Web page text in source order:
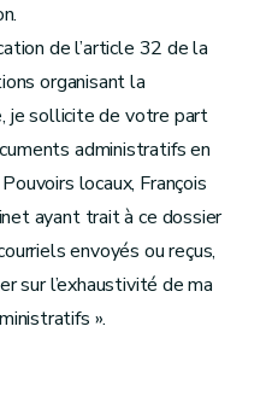
de l’article 32 de la
organisant la
je sollicite de votre part
administratifs en
locaux, François
ayant trait à ce dossier
envoyés ou reçus,
sur l’exhaustivité de ma
».